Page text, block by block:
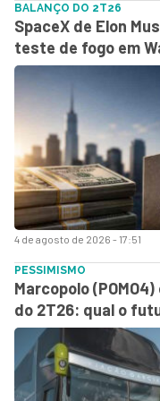
4 de agosto de 2026 - 17:51
BALANÇO DO 2T26
SpaceX de Elon
teste de fogo em
PESSIMISMO
Marcopolo
do 2T26: qual o